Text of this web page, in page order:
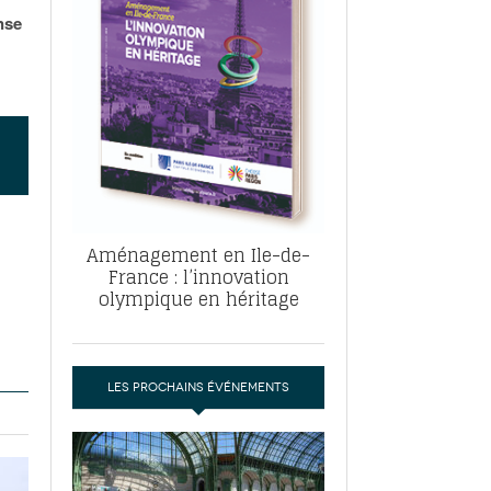
ABF, ZAC : F. Vauglin détaille sa
pour l’urbanisme parisien- 17
de la tech et de la finance
marché de la location de luxe-
Aménagement en Ile-de-
France : l’innovation
olympique en héritage
LES PROCHAINS ÉVÉNEMENTS